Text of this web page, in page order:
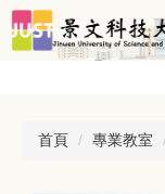
跳
到
首頁 專業教室